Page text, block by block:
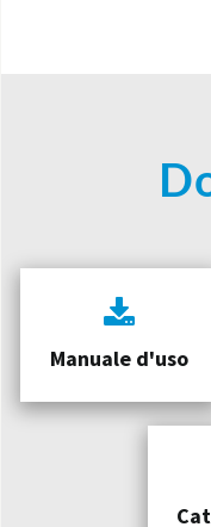
Manuale d'uso